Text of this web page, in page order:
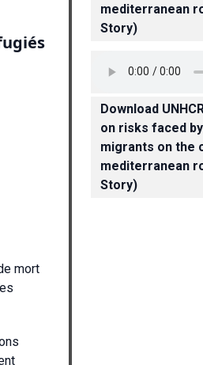
mort
mediterranean
Story)
Download
on risks faced
migrants on the
mediterranean
Story)